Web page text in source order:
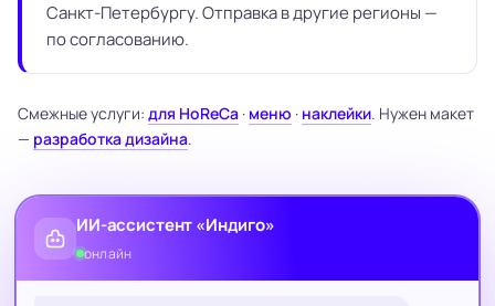
Санкт-Петербургу. Отправка в другие регионы —
по согласованию.
Смежные услуги: для HoReCa · меню · наклейки. Нужен макет
— разработка дизайна.
ИИ-ассистент «Индиго»
онлайн